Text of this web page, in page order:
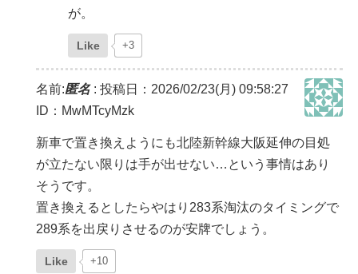
が。
Like +3
名前:匿名: 投稿日：2026/02/23(月) 09:58:27
ID：MwMTcyMzk
新車で置き換えようにも北陸新幹線大阪延伸の目処
が立たない限りは手が出せない…という事情はあり
そうです。
置き換えるとしたらやはり283系淘汰のタイミングで
289系を出戻りさせるのが安牌でしょう。
Like +10